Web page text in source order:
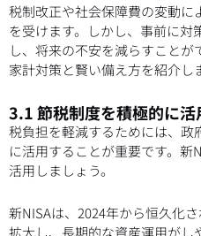
税制改正や社会保障費の変動に
を受けます。しかし、事前に対
し、将来の不安を減らすこと
家計対策と賢い備え方を紹介し
3.1 節税制度を積極的に活
税負担を軽減するためには、政
に活用することが重要です。新
活用しましょう。
新NISAは、2024年から恒久化